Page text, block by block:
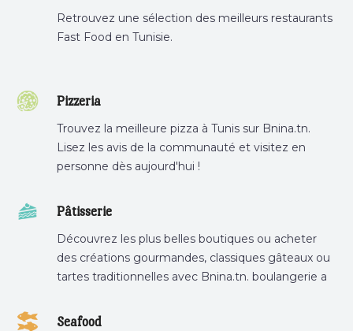
Retrouvez une sélection des meilleurs restaurants
Fast Food en Tunisie.
Pizzeria
Trouvez la meilleure pizza à Tunis sur Bnina.tn.
Lisez les avis de la communauté et visitez en
personne dès aujourd'hui !
Pâtisserie
Découvrez les plus belles boutiques ou acheter
des créations gourmandes, classiques gâteaux ou
tartes traditionnelles avec Bnina.tn. boulangerie a
tunis, pâtisserie sousse .
Seafood